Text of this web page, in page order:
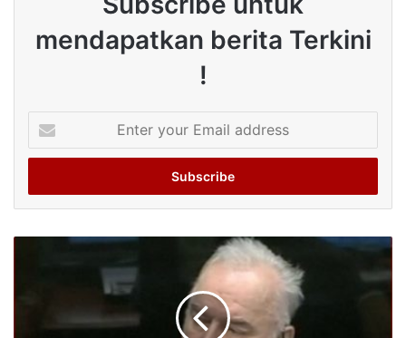
mendapatkan berita Terkini
!
your
Email